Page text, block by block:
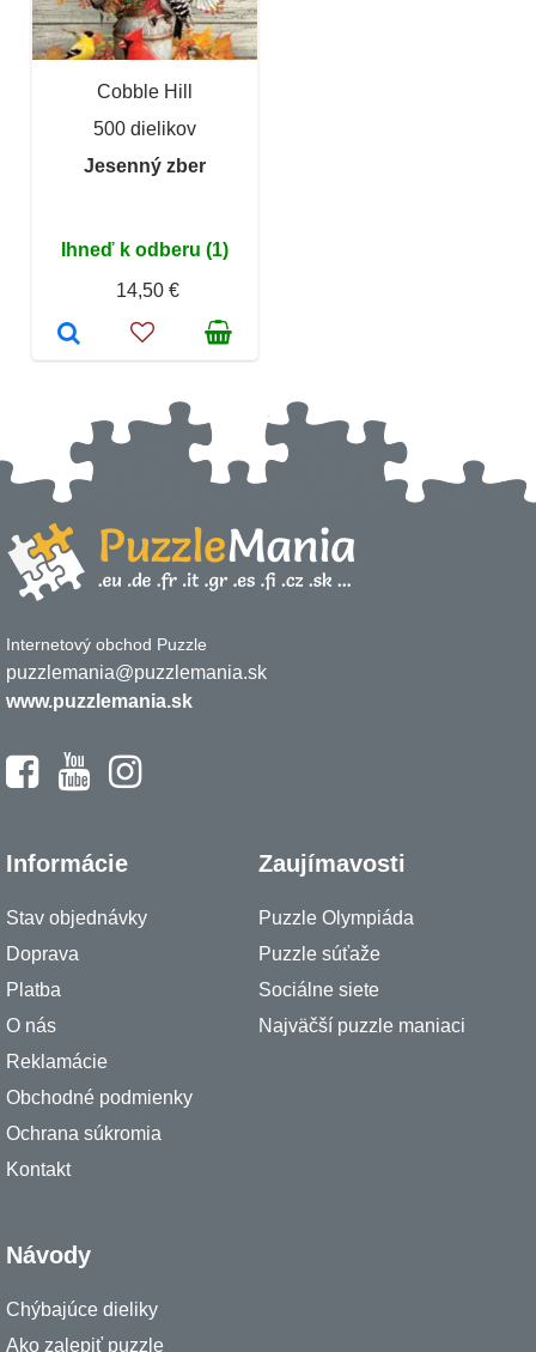
Cobble Hill
500 dielikov
Jesenný zber
Ihneď k odberu (1)
14,50 €
Internetový obchod Puzzle
puzzlemania@puzzlemania.sk
www.puzzlemania.sk
Informácie
Stav objednávky
Doprava
Platba
O nás
Reklamácie
Obchodné podmienky
Ochrana súkromia
Kontakt
Zaujímavosti
Puzzle Olympiáda
Puzzle súťaže
Sociálne siete
Najväčší puzzle maniaci
Návody
Chýbajúce dieliky
Ako zalepiť puzzle